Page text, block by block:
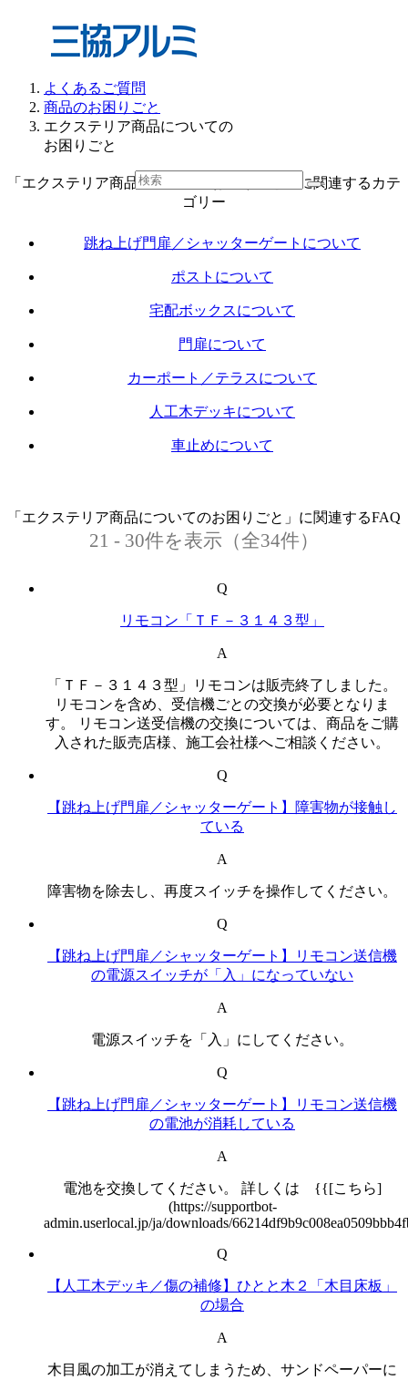
よくあるご質問
商品のお困りごと
エクステリア商品についての
お困りごと
「エクステリア商品についてのお困りごと」に関連するカテ
ゴリー
跳ね上げ門扉／シャッターゲートについて
ポストについて
宅配ボックスについて
門扉について
カーポート／テラスについて
人工木デッキについて
車止めについて
「エクステリア商品についてのお困りごと」に関連するFAQ
21 - 30件を表示（全34件）
Q
リモコン「ＴＦ－３１４３型」
A
「ＴＦ－３１４３型」リモコンは販売終了しました。
リモコンを含め、受信機ごとの交換が必要となりま
す。 リモコン送受信機の交換については、商品をご購
入された販売店様、施工会社様へご相談ください。
Q
【跳ね上げ門扉／シャッターゲート】障害物が接触し
ている
A
障害物を除去し、再度スイッチを操作してください。
Q
【跳ね上げ門扉／シャッターゲート】リモコン送信機
の電源スイッチが「入」になっていない
A
電源スイッチを「入」にしてください。
Q
【跳ね上げ門扉／シャッターゲート】リモコン送信機
の電池が消耗している
A
電池を交換してください。 詳しくは {{[こちら]
(https://supportbot-
admin.userlocal.jp/ja/downloads/
Q
【人工木デッキ／傷の補修】ひとと木２「木目床板」
の場合
A
木目風の加工が消えてしまうため、サンドペーパーに